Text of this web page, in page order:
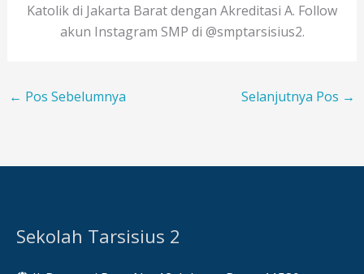
Katolik di Jakarta Barat dengan Akreditasi A. Follow
akun Instagram SMP di @smptarsisius2.
← Pos Sebelumnya Selanjutnya Pos →
Sekolah Tarsisius 2